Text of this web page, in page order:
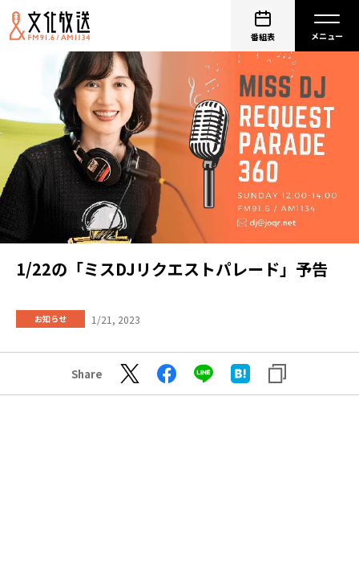
番組表
1/22の「ミスDJリクエストパレード」予告
お知らせ 1/21, 2023
Share